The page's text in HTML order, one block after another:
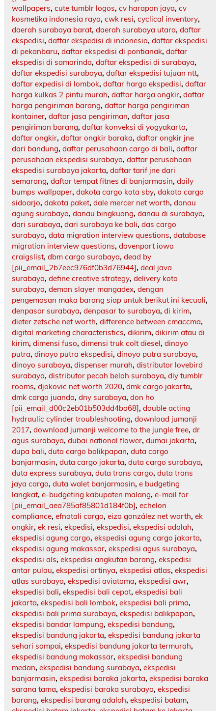
wallpapers, cute tumblr logos, cv harapan jaya, cv
kosmetika indonesia raya, cwk resi, cyclical inventory,
daerah surabaya barat, daerah surabaya utara, daftar
ekspedisi, daftar ekspedisi di indonesia, daftar ekspedisi
di pekanbaru, daftar ekspedisi di pontianak, daftar
ekspedisi di samarinda, daftar ekspedisi di surabaya,
daftar ekspedisi surabaya, daftar ekspedisi tujuan ntt,
daftar expedisi di lombok, daftar harga ekspedisi, daftar
harga kulkas 2 pintu murah, daftar harga ongkir, daftar
harga pengiriman barang, daftar harga pengiriman
kontainer, daftar jasa pengiriman, daftar jasa
pengiriman barang, daftar konveksi di yogyakarta,
daftar ongkir, daftar ongkir baraka, daftar ongkir jne
dari bandung, daftar perusahaan cargo di bali, daftar
perusahaan ekspedisi surabaya, daftar perusahaan
ekspedisi surabaya jakarta, daftar tarif jne dari
semarang, daftar tempat fitnes di banjarmasin, daily
bumps wallpaper, dakota cargo kota sby, dakota cargo
sidoarjo, dakota paket, dale mercer net worth, danau
agung surabaya, danau bingkuang, danau di surabaya,
dari surabaya, dari surabaya ke bali, das cargo
surabaya, data migration interview questions, database
migration interview questions, davenport iowa
craigslist, dbm cargo surabaya, dead by
[pii_email_2b7eec976df0b3d76944], deal java
surabaya, define creative strategy, delivery kota
surabaya, demon slayer mangadex, dengan
pengemasan maka barang siap untuk berikut ini kecuali,
denpasar surabaya, denpasar to surabaya, di kirim,
dieter zetsche net worth, difference between cmaccma,
digital marketing characteristics, dikirim, dikirim atau di
kirim, dimensi fuso, dimensi truk colt diesel, dinoyo
putra, dinoyo putra ekspedisi, dinoyo putra surabaya,
dinoyo surabaya, dispenser murah, distributor lovebird
surabaya, distributor pecah belah surabaya, diy tumblr
rooms, djokovic net worth 2020, dmk cargo jakarta,
dmk cargo juanda, dny surabaya, don ho
[pii_email_d00c2eb01b503dd4ba68], double acting
hydraulic cylinder troubleshooting, download jumanji
2017, download jumanji welcome to the jungle free, dr
agus surabaya, dubai national flower, dumai jakarta,
dupa bali, duta cargo balikpapan, duta cargo
banjarmasin, duta cargo jakarta, duta cargo surabaya,
duta express surabaya, duta trans cargo, duta trans
jaya cargo, duta walet banjarmasin, e budgeting
langkat, e-budgeting kabupaten malang, e-mail for
[pii_email_aea785af85801d184f0b], echelon
compliance, efnatali cargo, eiza gonzález net worth, ek
ongkir, ek resi, ekpedisi, ekspedisi, ekspedisi adalah,
ekspedisi agung cargo, ekspedisi agung cargo jakarta,
ekspedisi agung makassar, ekspedisi agus surabaya,
ekspedisi als, ekspedisi angkutan barang, ekspedisi
antar pulau, ekspedisi artinya, ekspedisi atlas, ekspedisi
atlas surabaya, ekspedisi aviatama, ekspedisi awr,
ekspedisi bali, ekspedisi bali cepat, ekspedisi bali
jakarta, ekspedisi bali lombok, ekspedisi bali prima,
ekspedisi bali prima surabaya, ekspedisi balikpapan,
ekspedisi bandar lampung, ekspedisi bandung,
ekspedisi bandung jakarta, ekspedisi bandung jakarta
sehari sampai, ekspedisi bandung jakarta termurah,
ekspedisi bandung makassar, ekspedisi bandung
medan, ekspedisi bandung surabaya, ekspedisi
banjarmasin, ekspedisi baraka jakarta, ekspedisi baraka
sarana tama, ekspedisi baraka surabaya, ekspedisi
barang, ekspedisi barang adalah, ekspedisi batam,